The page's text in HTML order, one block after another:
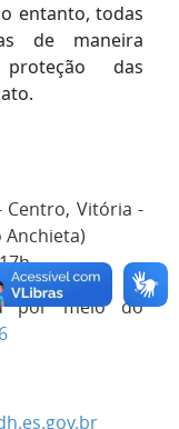
entanto, todas
de maneira
das
Centro, Vitória -
Anchieta)
por meio do